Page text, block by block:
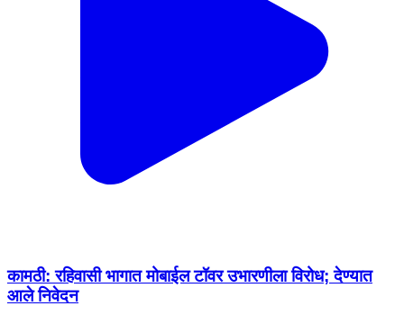
कामठी: रहिवासी भागात मोबाईल टॉवर उभारणीला विरोध; देण्यात
आले निवेदन ​